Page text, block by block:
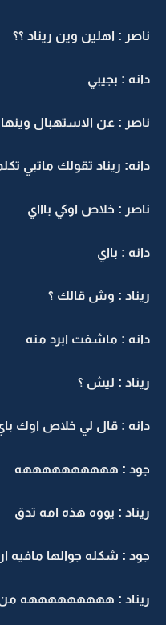
ناصر : اهلين وين ريناد ؟؟
دانه : بجيبي
ناصر : عن الاستهبال
دانه: ريناد تقولك ماتبي
ناصر : خلاص اوكي باااي
دانه : بااي
ريناد : وش قالك ؟
دانه : ماشفت ابرد منه
ريناد : ليش ؟
دانه : قال لي خلاص اوك
جود : ههههههههههه
ريناد : يووه هذه امه تدق
جود : شكله جوالها مافيه
ريناد : هههههههههه من